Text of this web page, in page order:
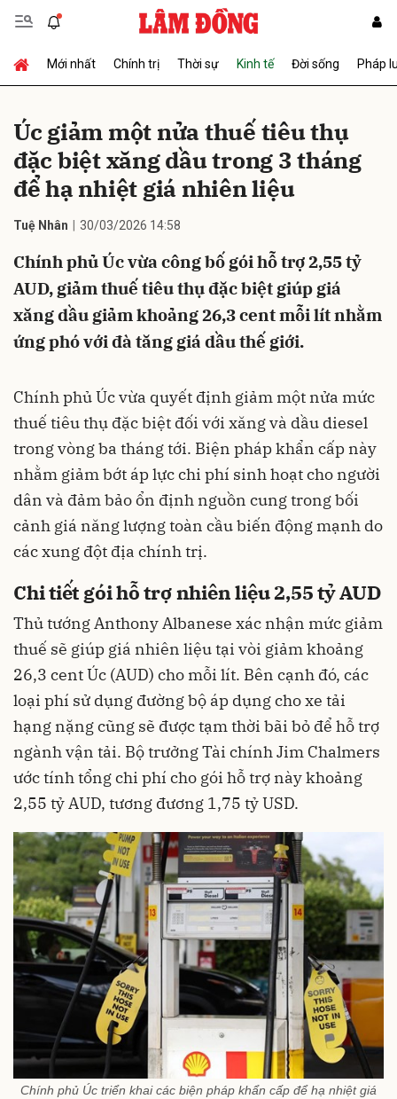
Mới nhất Chính trị Thời sự Kinh tế Đời sống Pháp
Úc giảm một nửa thuế tiêu thụ
đặc biệt xăng dầu trong 3 tháng
để hạ nhiệt giá nhiên liệu
Tuệ Nhân 30/03/2026 14:58
Chính phủ Úc vừa công bố gói hỗ trợ 2,55 tỷ
AUD, giảm thuế tiêu thụ đặc biệt giúp giá
xăng dầu giảm khoảng 26,3 cent mỗi lít nhằm
ứng phó với đà tăng giá dầu thế giới.
Chính phủ Úc vừa quyết định giảm một nửa mức
thuế tiêu thụ đặc biệt đối với xăng và dầu diesel
trong vòng ba tháng tới. Biện pháp khẩn cấp này
nhằm giảm bớt áp lực chi phí sinh hoạt cho người
dân và đảm bảo ổn định nguồn cung trong bối
cảnh giá năng lượng toàn cầu biến động mạnh do
các xung đột địa chính trị.
Chi tiết gói hỗ trợ nhiên liệu 2,55 tỷ AUD
Thủ tướng Anthony Albanese xác nhận mức giảm
thuế sẽ giúp giá nhiên liệu tại vòi giảm khoảng
26,3 cent Úc (AUD) cho mỗi lít. Bên cạnh đó, các
loại phí sử dụng đường bộ áp dụng cho xe tải
hạng nặng cũng sẽ được tạm thời bãi bỏ để hỗ trợ
ngành vận tải. Bộ trưởng Tài chính Jim Chalmers
ước tính tổng chi phí cho gói hỗ trợ này khoảng
2,55 tỷ AUD, tương đương 1,75 tỷ USD.
Chính phủ Úc triển khai các biện pháp khẩn cấp để hạ nhiệt giá
Gửi bình luận
Hủy Gửi